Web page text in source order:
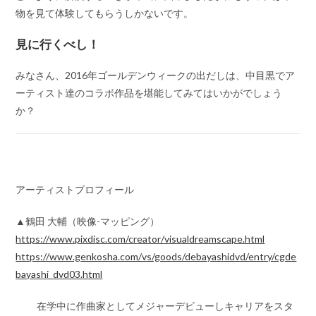
物を見て体験してもらうしかないです。
見に行くべし！
みなさん、2016年ゴールデンウィークの出だしは、中目黒でア
ーティスト達のコラボ作品を堪能してみてはいかがでしょう
か？
アーティストプロフィール
▲鶴田 大輔（映像-マッピング）
https://www.pixdisc.com/creator/visualdreamscape.html
https://www.genkosha.com/vs/goods/debayashidvd/entry/cgde
bayashi_dvd03.html
在学中に作曲家としてメジャーデビューしキャリアをスタ